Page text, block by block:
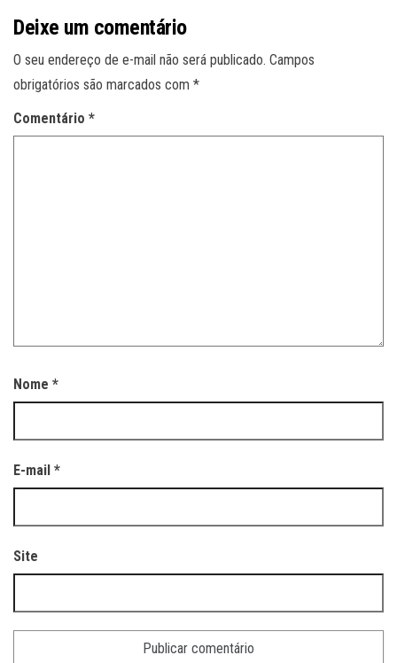
Deixe um comentário
O seu endereço de e-mail não será publicado. Campos
obrigatórios são marcados com *
Comentário *
Nome *
E-mail *
Site